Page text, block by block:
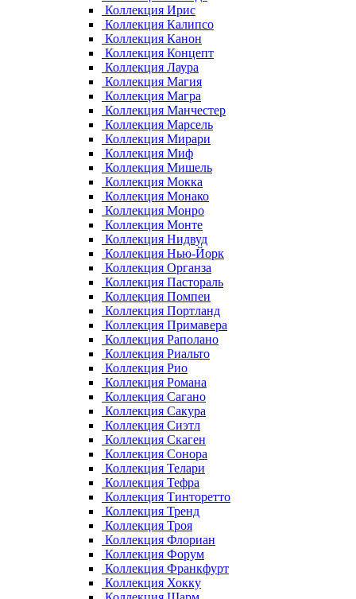
Коллекция Ирис
Коллекция Калипсо
Коллекция Канон
Коллекция Концепт
Коллекция Лаура
Коллекция Магия
Коллекция Магра
Коллекция Манчестер
Коллекция Марсель
Коллекция Мирари
Коллекция Миф
Коллекция Мишель
Коллекция Мокка
Коллекция Монако
Коллекция Монро
Коллекция Монте
Коллекция Нидвуд
Коллекция Нью-Йорк
Коллекция Органза
Коллекция Пастораль
Коллекция Помпеи
Коллекция Портланд
Коллекция Примавера
Коллекция Раполано
Коллекция Риальто
Коллекция Рио
Коллекция Романа
Коллекция Сагано
Коллекция Сакура
Коллекция Сиэтл
Коллекция Скаген
Коллекция Сонора
Коллекция Телари
Коллекция Тефра
Коллекция Тинторетто
Коллекция Тренд
Коллекция Троя
Коллекция Флориан
Коллекция Форум
Коллекция Франкфурт
Коллекция Хокку